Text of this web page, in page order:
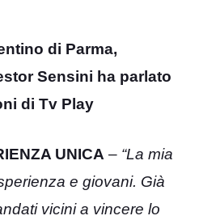
di Parma,
Sensini ha parlato
di Tv Play
UNICA – “La mia
e giovani. Già
vicini a vincere lo